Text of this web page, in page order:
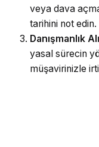
veya dava
tarihini not edin.
Danışmanlık
yasal sürecin
müşavirinizle